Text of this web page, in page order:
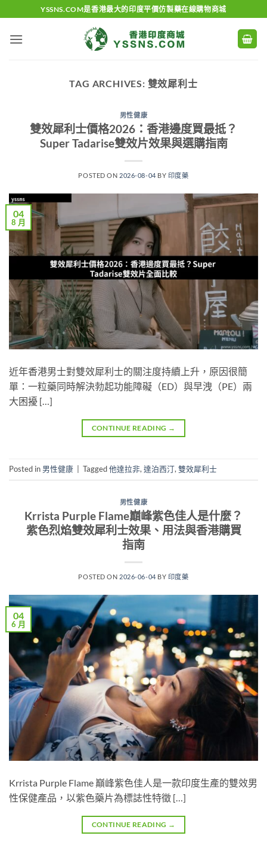
to
content
YSSNS.COM是香港最大的印度平價仿製藥在線購物商城
TAG ARCHIVES: 雙效犀利士
男性健康
雙效犀利士價格2026：香港邊度買最抵？
Super Tadarise雙效片效果與選購指南
POSTED ON 2026-08-04 BY 印度藥
04
8 月
近年香港男士對雙效犀利士的關注度持續上升，原因很簡
單：一粒藥同時解決勃起功能障礙（ED）與早洩（PE）兩
大困擾 […]
CONTINUE READING →
Posted in 男性健康 Tagged他達拉非,達泊西汀,雙效犀利士
男性健康
Krrista Purple Flame巔峰紫色佳人是什麼？
紫色烈焰雙效犀利士效果、用法與香港購買
指南
POSTED ON 2026-06-04 BY 印度藥
04
6 月
Krrista Purple Flame 巔峰紫色佳人是一款印度生產的雙效男
性保健產品，以紫色藥片為標誌性特徵 […]
CONTINUE READING →